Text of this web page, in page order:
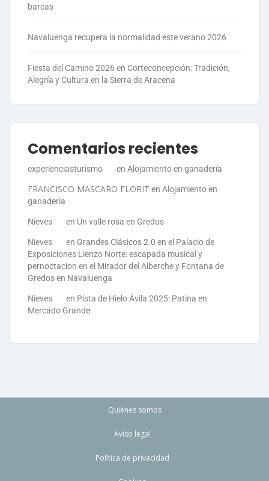
barcas
Navaluenga recupera la normalidad este verano 2026
Fiesta del Camino 2026 en Corteconcepción: Tradición,
Alegría y Cultura en la Sierra de Aracena
Comentarios recientes
experienciasturismo en Alojamiento en ganadería
FRANCISCO MASCARO FLORIT en Alojamiento en
ganadería
Nieves en Un valle rosa en Gredos
Nieves en Grandes Clásicos 2.0 en el Palacio de
Exposiciones Lienzo Norte: escapada musical y
pernoctacion en el Mirador del Alberche y Fontana de
Gredos en Navaluenga
Nieves en Pista de Hielo Ávila 2025: Patina en
Mercado Grande
Quiénes somos
Aviso legal
Política de privacidad